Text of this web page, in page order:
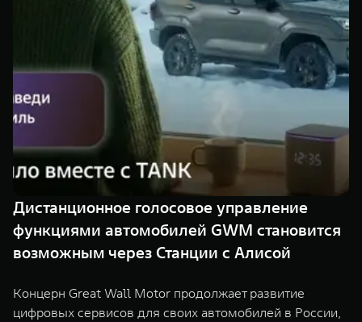
Веди за собой
от 6 499 000 ₽
TANK 700
Сила признания
от 10 199 000 ₽
WEY 07
Расширяя границы комфорта
от 6 149 000 ₽
WEY 05
Эстетика нового времени
от 5 699 000 ₽
TANK Финансы
Корпоративным клиентам
TANK ФИНАНСЫ
TANK Кредит
TANK Лизинг
TANK Страхование
Специальные предложения
Моторные масла
ЦИФРОВЫЕ СЕРВИСЫ TANK
Цифровые сервисы TANK
Подписки
Дистанционное голосовое управление
функциями автомобилей GWM становится
возможным через Станции с Алисой
Концерн Great Wall Motor продолжает развитие
цифровых сервисов для своих автомобилей в России,